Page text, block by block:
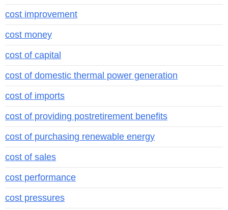
cost improvement
cost money
cost of capital
cost of domestic thermal power generation
cost of imports
cost of providing postretirement benefits
cost of purchasing renewable energy
cost of sales
cost performance
cost pressures